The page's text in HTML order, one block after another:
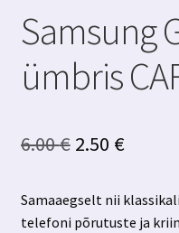
Samsung
ümbris
6.00€ Algne
oli:
2.50 €
on:
Samaaegselt nii
telefoni põrutuste ja